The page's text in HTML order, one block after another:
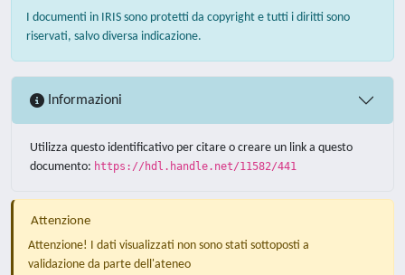
I documenti in IRIS sono protetti da copyright e tutti i diritti sono
riservati, salvo diversa indicazione.
Informazioni
Utilizza questo identificativo per citare o creare un link a questo
documento: https://hdl.handle.net/11582/441
Attenzione
Attenzione! I dati visualizzati non sono stati sottoposti a
validazione da parte dell'ateneo